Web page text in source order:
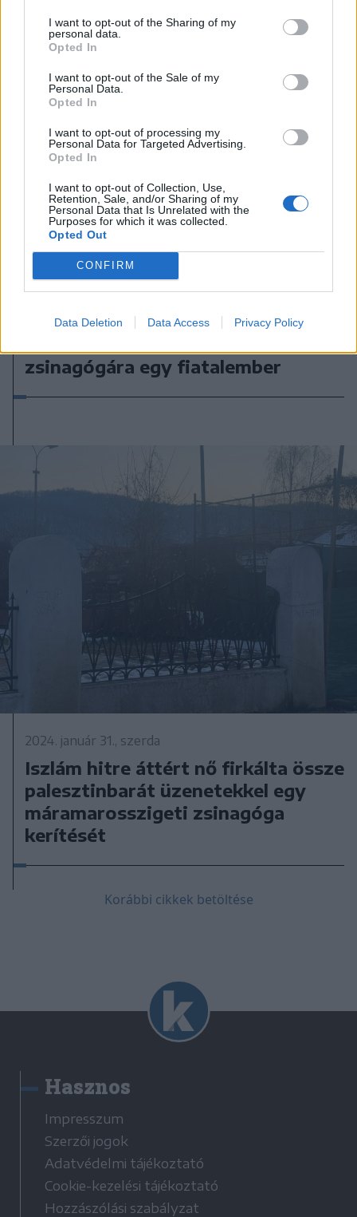
I want to opt-out of the Sharing of my
personal data.
Opted In
I want to opt-out of the Sale of my
Personal Data.
Opted In
I want to opt-out of processing my
Personal Data for Targeted Advertising.
Opted In
I want to opt-out of Collection, Use,
Retention, Sale, and/or Sharing of my
Personal Data that Is Unrelated with the
Purposes for which it was collected.
Opted Out
CONFIRM
Data Deletion Data Access Privacy Policy
2024. május 02., csütörtök
zsinagógára egy fiatalember
2024. január 31., szerda
Iszlám hitre áttért nő firkálta össze
palesztinbarát üzenetekkel egy
máramarosszigeti zsinagóga
kerítését
Korábbi cikkek betöltése
Hasznos
Impresszum
Szerzői jogok
Adatvédelmi tájékoztató
Cookie-kezelési tájékoztató
Hozzászólási szabályzat